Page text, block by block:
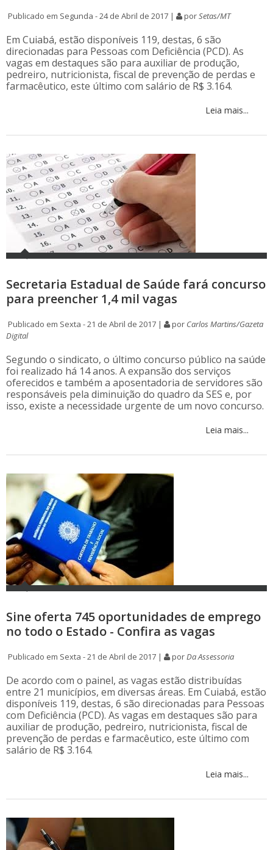
Publicado em Segunda - 24 de Abril de 2017 | porSetas/MT
Em Cuiabá, estão disponíveis 119, destas, 6 são
direcionadas para Pessoas com Deficiência (PCD). As
vagas em destaques são para auxiliar de produção,
pedreiro, nutricionista, fiscal de prevenção de perdas e
farmacêutico, este último com salário de R$ 3.164.
Leia mais...
Secretaria Estadual de Saúde fará concurso
para preencher 1,4 mil vagas
Publicado em Sexta - 21 de Abril de 2017 | por Carlos Martins/Gazeta
Digital
Segundo o sindicato, o último concurso público na saúde
foi realizado há 14 anos. A expansão dos serviços
oferecidos e também a aposentadoria de servidores são
responsáveis pela diminuição do quadro da SES e, por
isso, existe a necessidade urgente de um novo concurso.
Leia mais...
Sine oferta 745 oportunidades de emprego
no todo o Estado - Confira as vagas
Publicado em Sexta - 21 de Abril de 2017 | porDa Assessoria
De acordo com o painel, as vagas estão distribuídas
entre 21 municípios, em diversas áreas. Em Cuiabá, estão
disponíveis 119, destas, 6 são direcionadas para Pessoas
com Deficiência (PCD). As vagas em destaques são para
auxiliar de produção, pedreiro, nutricionista, fiscal de
prevenção de perdas e farmacêutico, este último com
salário de R$ 3.164.
Leia mais...